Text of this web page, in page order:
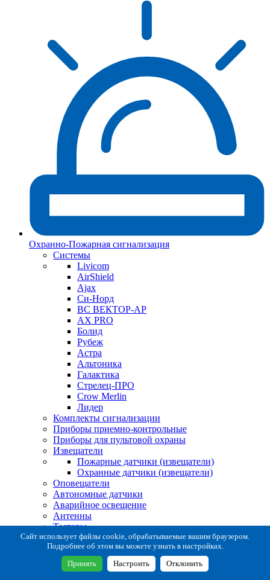
Охранно-Пожарная сигнализация
Системы
Livicom
AirShield
Ajax
Си-Норд
ВС ВЕКТОР-АР
AX PRO
Болид
Рубеж
Астра
Альтоника
Галактика
Стрелец-ПРО
Crow Merlin
Лидер
Комплекты сигнализации
Приборы приемно-контрольные
Приборы для пультовой охраны
Извещатели
Пожарные датчики (извещатели)
Охранные датчики (извещатели)
Оповещатели
Автономные датчики
Аварийное освещение
Антенны
Тестеры
Система сбора извещений
Расходные и монтажные материалы
Коробки коммутационные
Кронштейны для извещателей
Сайт использует файлы cookie, обрабатываемые вашим браузером.
Подробнее об этом вы можете узнать в настройках.
Принять Настроить Отклонить